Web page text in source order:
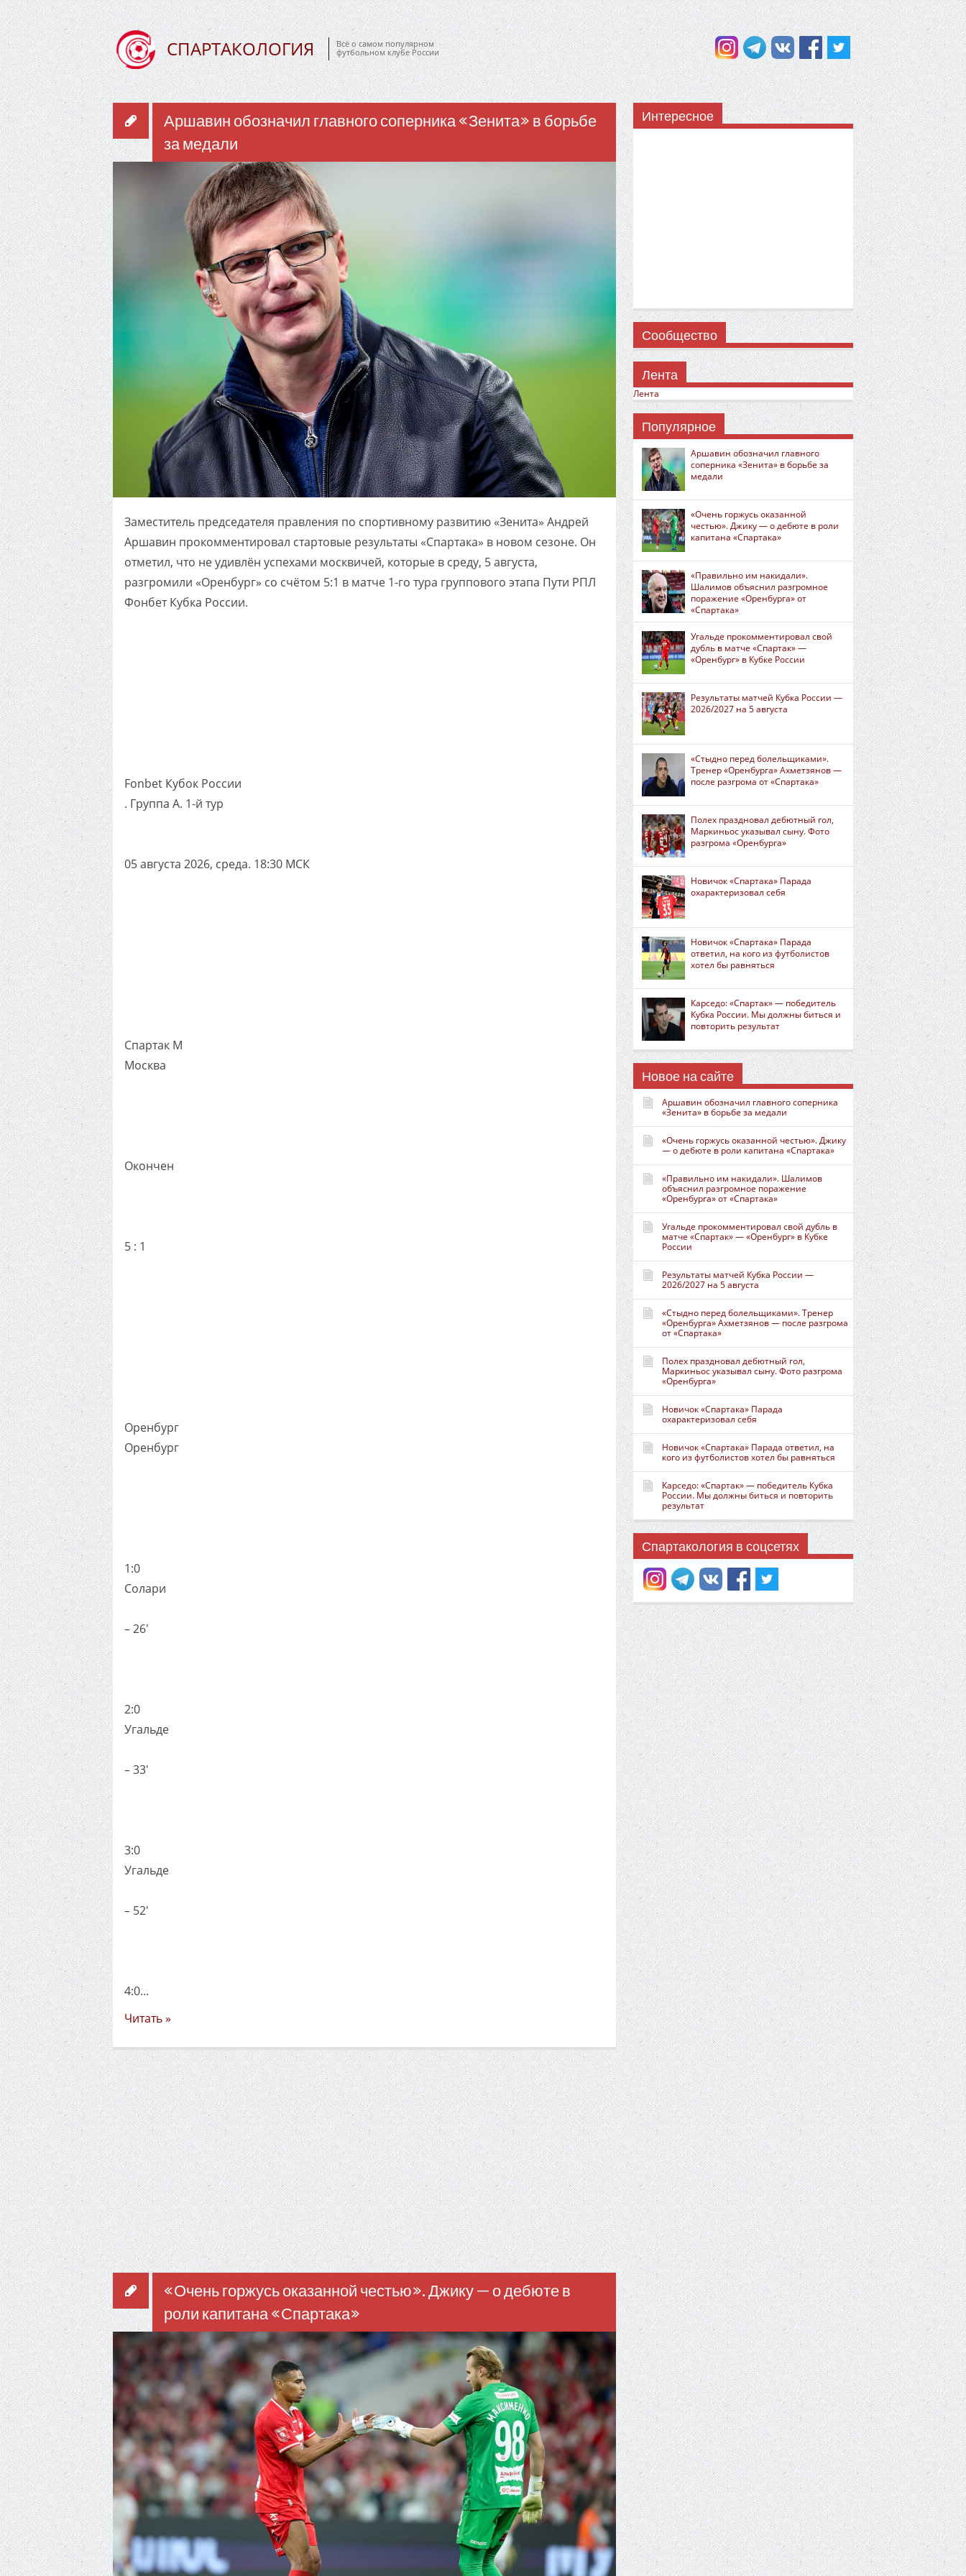
СПАРТАКОЛОГИЯ
Всё о самом популярном
футбольном клубе России
Аршавин обозначил главного соперника «Зенита» в борьбе
за медали
Заместитель председателя правления по спортивному развитию «Зенита» Андрей
Аршавин прокомментировал стартовые результаты «Спартака» в новом сезоне. Он
отметил, что не удивлён успехами москвичей, которые в среду, 5 августа,
разгромили «Оренбург» со счётом 5:1 в матче 1-го тура группового этапа Пути РПЛ
Фонбет Кубка России.
Fonbet Кубок России
. Группа A. 1-й тур
05 августа 2026, среда. 18:30 МСК
Спартак М
Москва
Окончен
5 : 1
Оренбург
Оренбург
1:0
Солари
– 26'
2:0
Угальде
– 33'
3:0
Угальде
– 52'
4:0...
Читать »
«Очень горжусь оказанной честью». Джику — о дебюте в
роли капитана «Спартака»
Интересное
Сообщество
Лента
Лента
Популярное
Аршавин обозначил главного
соперника «Зенита» в борьбе за
медали
«Очень горжусь оказанной
честью». Джику — о дебюте в роли
капитана «Спартака»
«Правильно им накидали».
Шалимов объяснил разгромное
поражение «Оренбурга» от
«Спартака»
Угальде прокомментировал свой
дубль в матче «Спартак» —
«Оренбург» в Кубке России
Результаты матчей Кубка России —
2026/2027 на 5 августа
«Стыдно перед болельщиками».
Тренер «Оренбурга» Ахметзянов —
после разгрома от «Спартака»
Полех праздновал дебютный гол,
Маркиньос указывал сыну. Фото
разгрома «Оренбурга»
Новичок «Спартака» Парада
охарактеризовал себя
Новичок «Спартака» Парада
ответил, на кого из футболистов
хотел бы равняться
Карседо: «Спартак» — победитель
Кубка России. Мы должны биться и
повторить результат
Новое на сайте
Аршавин обозначил главного соперника
«Зенита» в борьбе за медали
«Очень горжусь оказанной честью». Джику
— о дебюте в роли капитана «Спартака»
«Правильно им накидали». Шалимов
объяснил разгромное поражение
«Оренбурга» от «Спартака»
Угальде прокомментировал свой дубль в
матче «Спартак» — «Оренбург» в Кубке
России
Результаты матчей Кубка России —
2026/2027 на 5 августа
«Стыдно перед болельщиками». Тренер
«Оренбурга» Ахметзянов — после разгрома
от «Спартака»
Полех праздновал дебютный гол,
Маркиньос указывал сыну. Фото разгрома
«Оренбурга»
Новичок «Спартака» Парада
охарактеризовал себя
Новичок «Спартака» Парада ответил, на
кого из футболистов хотел бы равняться
Карседо: «Спартак» — победитель Кубка
России. Мы должны биться и повторить
результат
Спартакология в соцсетях